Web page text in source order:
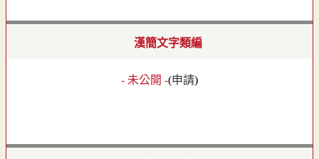
漢簡文字類編
- 未公開 -(申請)